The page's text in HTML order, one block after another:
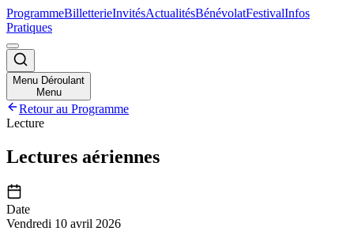
ProgrammeBilletterieInvitésActualitésBénévolatFestivalInfos
Pratiques
Menu Déroulant
Menu
Retour au Programme
Lecture
Lectures aériennes
Date
Vendredi 10 avril 2026